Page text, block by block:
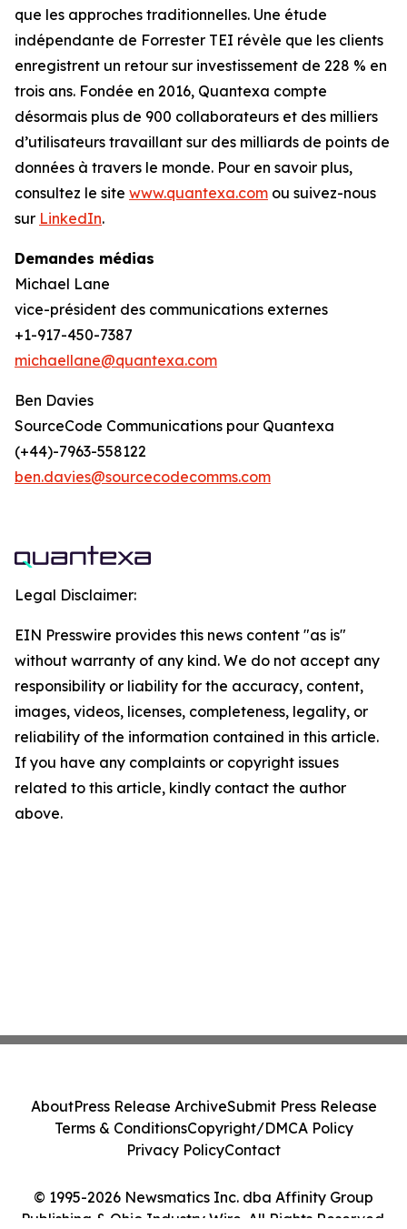
que les approches traditionnelles. Une étude
indépendante de Forrester TEI révèle que les clients
enregistrent un retour sur investissement de 228 % en
trois ans. Fondée en 2016, Quantexa compte
désormais plus de 900 collaborateurs et des milliers
d’utilisateurs travaillant sur des milliards de points de
données à travers le monde. Pour en savoir plus,
consultez le site www.quantexa.com ou suivez-nous
sur LinkedIn.
Demandes médias
Michael Lane
vice-président des communications externes
+1-917-450-7387
michaellane@quantexa.com
Ben Davies
SourceCode Communications pour Quantexa
(+44)-7963-558122
ben.davies@sourcecodecomms.com
Legal Disclaimer:
EIN Presswire provides this news content "as is"
without warranty of any kind. We do not accept any
responsibility or liability for the accuracy, content,
images, videos, licenses, completeness, legality, or
reliability of the information contained in this article.
If you have any complaints or copyright issues
related to this article, kindly contact the author
above.
© 1995-2026 Newsmatics Inc. dba Affinity Group
Publishing & Ohio Industry Wire. All Rights Reserved.
AboutPress Release ArchiveSubmit Press Release
Terms & ConditionsCopyright/DMCA Policy
Privacy PolicyContact